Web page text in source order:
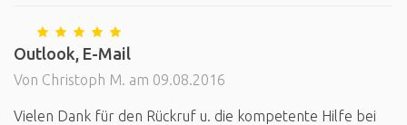
Outlook, E-Mail
Von Christoph M. am 09.08.2016
Vielen Dank für den Rückruf u. die kompetente Hilfe bei